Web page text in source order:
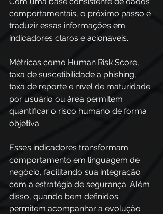
comportamentais, o próximo passo é
traduzir essas informações em
indicadores claros e acionáveis.
Métricas como Human Risk Score,
taxa de suscetibilidade a phishing,
taxa de reporte e nível de maturidade
por usuário ou área permitem
quantificar o risco humano de forma
objetiva.
Esses indicadores transformam
comportamento em linguagem de
negócio, facilitando sua integração
com a estratégia de segurança. Além
disso, quando bem definidos
permitem acompanhar a evolução